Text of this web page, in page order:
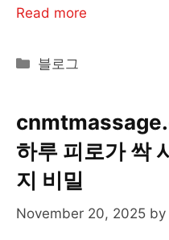
Read more
Categories
블로그
하루 피로가 싹
지 비밀
November 20, 2025 by